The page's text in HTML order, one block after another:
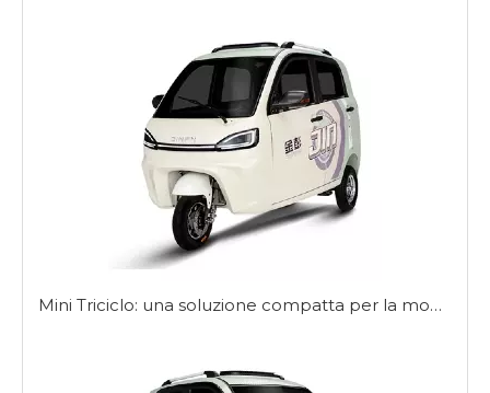
Mini Triciclo: una soluzione compatta per la mobilità urbana